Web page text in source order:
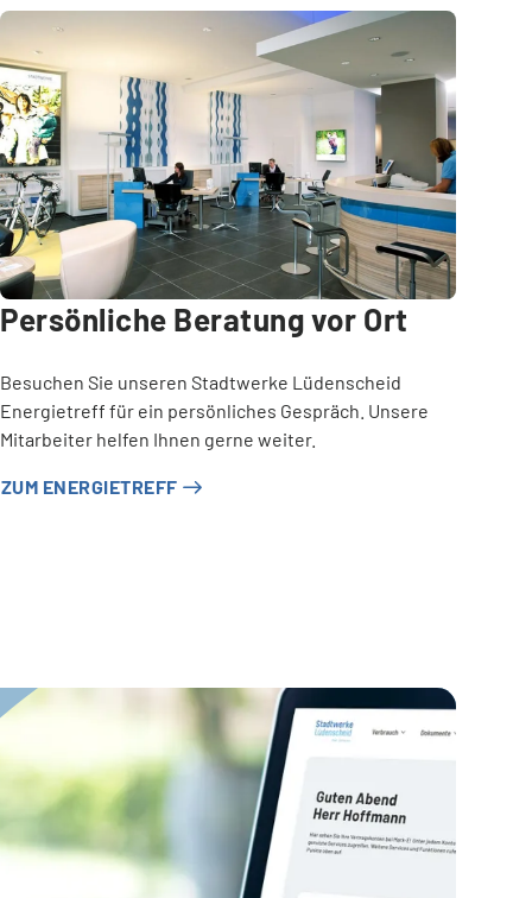
Persönliche Beratung vor Ort
Besuchen Sie unseren Stadtwerke Lüdenscheid
Energietreff für ein persönliches Gespräch. Unsere
Mitarbeiter helfen Ihnen gerne weiter.
ZUM ENERGIETREFF